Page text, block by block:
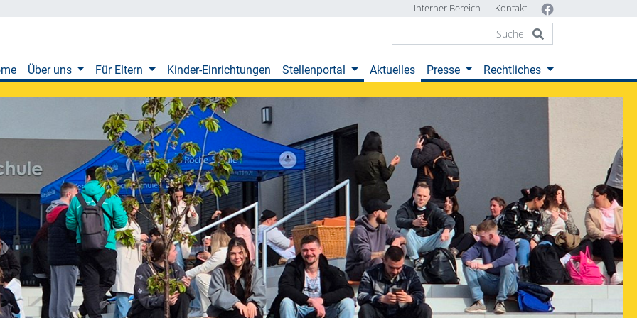
Interner Bereich Kontakt
Über uns Für Eltern Kinder-Einrichtungen Stellenportal Aktuelles(current)
Presse Rechtliches